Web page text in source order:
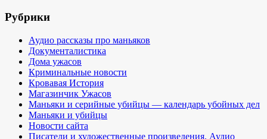
Рубрики
Аудио рассказы про маньяков
Документалистика
Дома ужасов
Криминальные новости
Кровавая История
Магазинчик Ужасов
Маньяки и серийные убийцы — календарь убойных дел
Маньяки и убийцы
Новости сайта
Писатели и художественные произведения. Аудио